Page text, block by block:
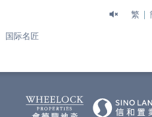
国际名匠
繁
不作出不论明示或隐含之要约、陈述、承
筑物及设施不论明示或隐含之要约、承诺